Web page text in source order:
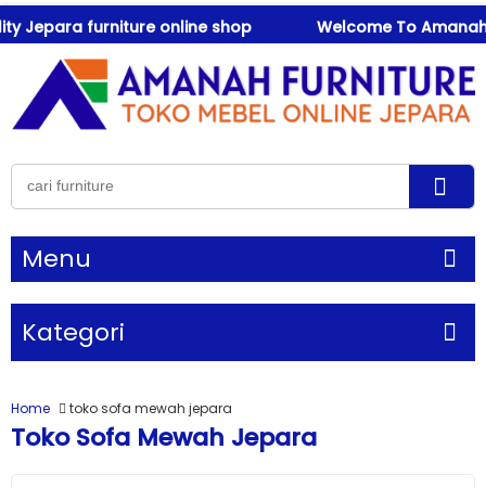
Jepara furniture online shop Welcome To
Menu
Kategori
Home toko sofa mewah jepara
Toko Sofa Mewah Jepara